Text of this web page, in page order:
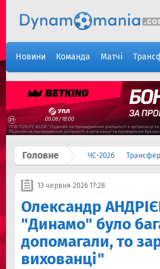
Новини Команда Матчі
Головне ЧС-2026
13 червня 2026 17:28
Олександр
"Динамо" було
допомагали, то
вихованці"